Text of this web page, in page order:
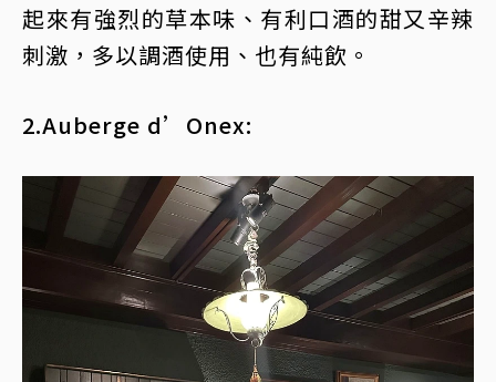
起來有強烈的草本味、有利口酒的甜又辛辣
刺激，多以調酒使用、也有純飲。
2.Auberge d’Onex: